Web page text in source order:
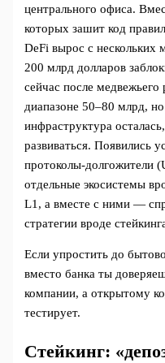
центрального офиса.
которых зашит код
DeFi вырос с нескольких
200 млрд долларов
сейчас после
диапазоне 50–80 млрд,
инфраструктура
развиваться. Появились
протоколы‑долгожители
отдельные экосистемы
L1, а вместе с ними —
стратегии вроде
Если упростить до
вместо банка ты
компании, а открытому
тестирует.
Стейкинг: